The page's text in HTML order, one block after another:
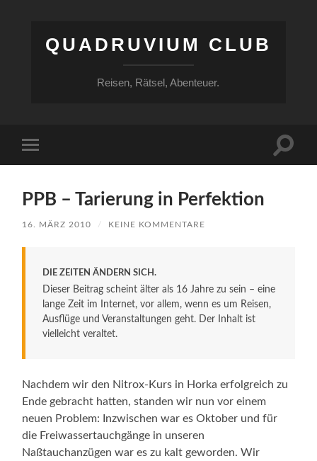
QUADRUVIUM CLUB
Reisen, Rätsel, Abenteuer.
Menü
PPB – Tarierung in Perfektion
16. MÄRZ 2010 / KEINE KOMMENTARE
DIE ZEITEN ÄNDERN SICH.
Dieser Beitrag scheint älter als 16 Jahre zu sein – eine
lange Zeit im Internet, vor allem, wenn es um Reisen,
Ausflüge und Veranstaltungen geht. Der Inhalt ist
vielleicht veraltet.
Nachdem wir den Nitrox-Kurs in Horka erfolgreich zu
Ende gebracht hatten, standen wir nun vor einem
neuen Problem: Inzwischen war es Oktober und für
die Freiwassertauchgänge in unseren
Naßtauchanzügen war es zu kalt geworden. Wir